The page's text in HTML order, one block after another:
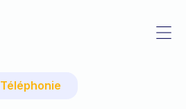
Téléphonie